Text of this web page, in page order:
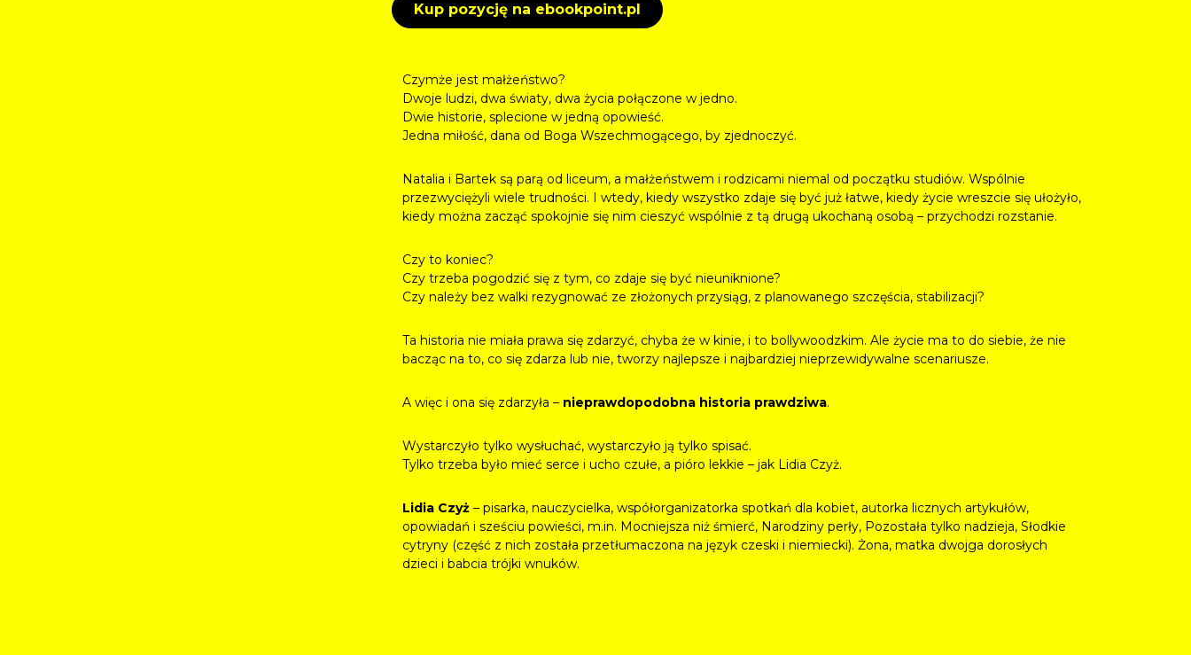
Kup pozycję na ebookpoint.pl
Czymże jest małżeństwo?
Dwoje ludzi, dwa światy, dwa życia połączone w jedno.
Dwie historie, splecione w jedną opowieść.
Jedna miłość, dana od Boga Wszechmogącego, by zjednoczyć.
Natalia i Bartek są parą od liceum, a małżeństwem i rodzicami niemal od początku studiów. Wspólnie
przezwyciężyli wiele trudności. I wtedy, kiedy wszystko zdaje się być już łatwe, kiedy życie wreszcie się ułożyło,
kiedy można zacząć spokojnie się nim cieszyć wspólnie z tą drugą ukochaną osobą – przychodzi rozstanie.
Czy to koniec?
Czy trzeba pogodzić się z tym, co zdaje się być nieuniknione?
Czy należy bez walki rezygnować ze złożonych przysiąg, z planowanego szczęścia, stabilizacji?
Ta historia nie miała prawa się zdarzyć, chyba że w kinie, i to bollywoodzkim. Ale życie ma to do siebie, że nie
bacząc na to, co się zdarza lub nie, tworzy najlepsze i najbardziej nieprzewidywalne scenariusze.
A więc i ona się zdarzyła – nieprawdopodobna historia prawdziwa.
Wystarczyło tylko wysłuchać, wystarczyło ją tylko spisać.
Tylko trzeba było mieć serce i ucho czułe, a pióro lekkie – jak Lidia Czyż.
Lidia Czyż – pisarka, nauczycielka, współorganizatorka spotkań dla kobiet, autorka licznych artykułów,
opowiadań i sześciu powieści, m.in. Mocniejsza niż śmierć, Narodziny perły, Pozostała tylko nadzieja, Słodkie
cytryny (część z nich została przetłumaczona na język czeski i niemiecki). Żona, matka dwojga dorosłych
dzieci i babcia trójki wnuków.